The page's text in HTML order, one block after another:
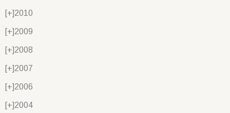
[+]2010
[+]2009
[+]2008
[+]2007
[+]2006
[+]2004